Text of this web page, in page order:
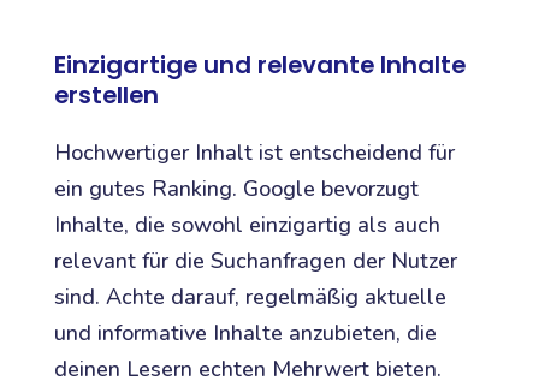
Einzigartige und relevante Inhalte
erstellen
Hochwertiger Inhalt ist entscheidend für
ein gutes Ranking. Google bevorzugt
Inhalte, die sowohl einzigartig als auch
relevant für die Suchanfragen der Nutzer
sind. Achte darauf, regelmäßig aktuelle
und informative Inhalte anzubieten, die
deinen Lesern echten Mehrwert bieten.